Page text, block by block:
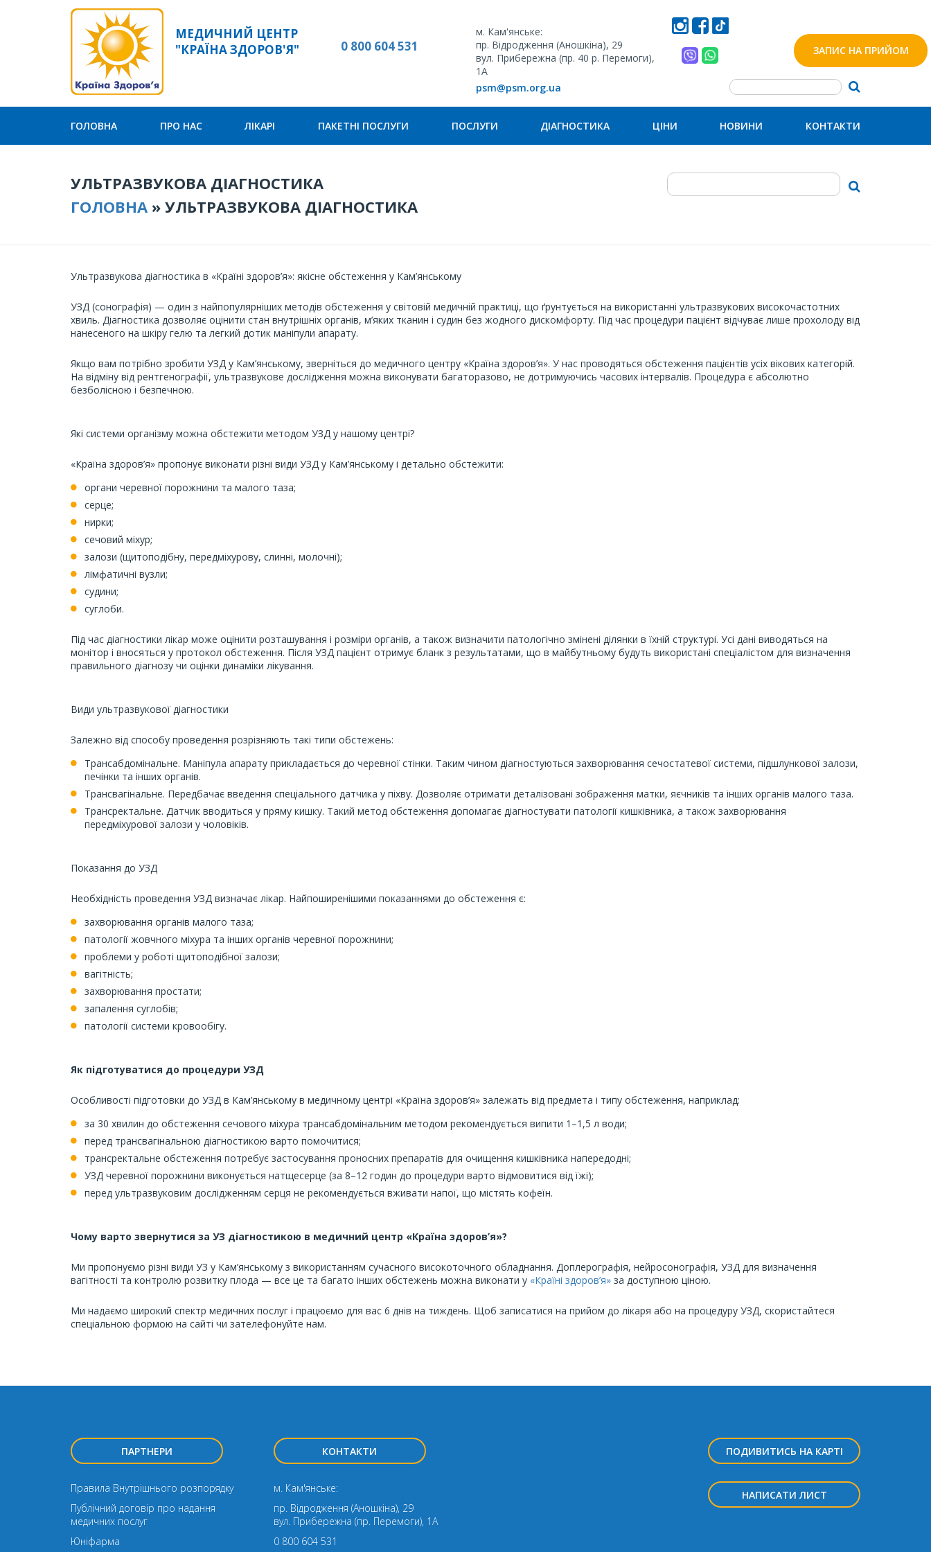
МЕДИЧНИЙ ЦЕНТР
"КРАЇНА ЗДОРОВ'Я"
0 800 604 531
м. Кам'янське:
пр. Відродження (Аношкіна), 29
вул. Прибережна (пр. 40 р. Перемоги),
1А
psm@psm.org.ua
ЗАПИС НА ПРИЙОМ
ГОЛОВНА ПРО НАС ЛІКАРІ ПАКЕТНІ ПОСЛУГИ ПОСЛУГИ ДІАГНОСТИКА ЦІНИ НОВИНИ КОНТАКТИ
УЛЬТРАЗВУКОВА ДІАГНОСТИКА
ГОЛОВНА » УЛЬТРАЗВУКОВА ДІАГНОСТИКА
Ультразвукова діагностика в «Країні здоров’я»: якісне обстеження у Кам’янському
УЗД (сонографія) — один з найпопулярніших методів обстеження у світовій медичній практиці, що ґрунтується на використанні ультразвукових високочастотних
хвиль. Діагностика дозволяє оцінити стан внутрішніх органів, м’яких тканин і судин без жодного дискомфорту. Під час процедури пацієнт відчуває лише прохолоду від
нанесеного на шкіру гелю та легкий дотик маніпули апарату.
Якщо вам потрібно зробити УЗД у Кам’янському, зверніться до медичного центру «Країна здоров’я». У нас проводяться обстеження пацієнтів усіх вікових категорій.
На відміну від рентгенографії, ультразвукове дослідження можна виконувати багаторазово, не дотримуючись часових інтервалів. Процедура є абсолютно
безболісною і безпечною.
Які системи організму можна обстежити методом УЗД у нашому центрі?
«Країна здоров’я» пропонує виконати різні види УЗД у Кам’янському і детально обстежити:
органи черевної порожнини та малого таза;
серце;
нирки;
сечовий міхур;
залози (щитоподібну, передміхурову, слинні, молочні);
лімфатичні вузли;
судини;
суглоби.
Під час діагностики лікар може оцінити розташування і розміри органів, а також визначити патологічно змінені ділянки в їхній структурі. Усі дані виводяться на
монітор і вносяться у протокол обстеження. Після УЗД пацієнт отримує бланк з результатами, що в майбутньому будуть використані спеціалістом для визначення
правильного діагнозу чи оцінки динаміки лікування.
Види ультразвукової діагностики
Залежно від способу проведення розрізняють такі типи обстежень:
Трансабдомінальне. Маніпула апарату прикладається до черевної стінки. Таким чином діагностуються захворювання сечостатевої системи, підшлункової залози,
печінки та інших органів.
Трансвагінальне. Передбачає введення спеціального датчика у піхву. Дозволяє отримати деталізовані зображення матки, яєчників та інших органів малого таза.
Трансректальне. Датчик вводиться у пряму кишку. Такий метод обстеження допомагає діагностувати патології кишківника, а також захворювання
передміхурової залози у чоловіків.
Показання до УЗД
Необхідність проведення УЗД визначає лікар. Найпоширенішими показаннями до обстеження є:
захворювання органів малого таза;
патології жовчного міхура та інших органів черевної порожнини;
проблеми у роботі щитоподібної залози;
вагітність;
захворювання простати;
запалення суглобів;
патології системи кровообігу.
Як підготуватися до процедури УЗД
Особливості підготовки до УЗД в Кам’янському в медичному центрі «Країна здоров’я» залежать від предмета і типу обстеження, наприклад:
за 30 хвилин до обстеження сечового міхура трансабдомінальним методом рекомендується випити 1–1,5 л води;
перед трансвагінальною діагностикою варто помочитися;
трансректальне обстеження потребує застосування проносних препаратів для очищення кишківника напередодні;
УЗД черевної порожнини виконується натщесерце (за 8–12 годин до процедури варто відмовитися від їжі);
перед ультразвуковим дослідженням серця не рекомендується вживати напої, що містять кофеїн.
Чому варто звернутися за УЗ діагностикою в медичний центр «Країна здоров’я»?
Ми пропонуємо різні види УЗ у Кам’янському з використанням сучасного високоточного обладнання. Доплерографія, нейросонографія, УЗД для визначення
вагітності та контролю розвитку плода — все це та багато інших обстежень можна виконати у «Країні здоров’я» за доступною ціною.
Ми надаємо широкий спектр медичних послуг і працюємо для вас 6 днів на тиждень. Щоб записатися на прийом до лікаря або на процедуру УЗД, скористайтеся
спеціальною формою на сайті чи зателефонуйте нам.
ПАРТНЕРИ
Правила Внутрішнього розпорядку
Публічний договір про надання
медичних послуг
Юніфарма
КОНТАКТИ
м. Кам'янське:
пр. Відродження (Аношкіна), 29
вул. Прибережна (пр. Перемоги), 1А
0 800 604 531
ПОДИВИТИСЬ НА КАРТІ
НАПИСАТИ ЛИСТ